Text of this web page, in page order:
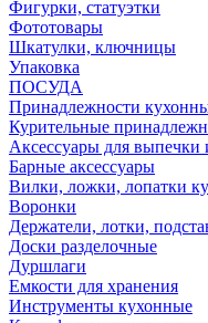
Фигурки, статуэтки
Фототовары
Шкатулки, ключницы
Упаковка
ПОСУДА
Принадлежности
Курительные
Аксессуары для выпечки
Барные аксессуары
Вилки, ложки, лопатки
Воронки
Держатели, лотки,
Доски разделочные
Дуршлаги
Емкости для хранения
Инструменты кухонные